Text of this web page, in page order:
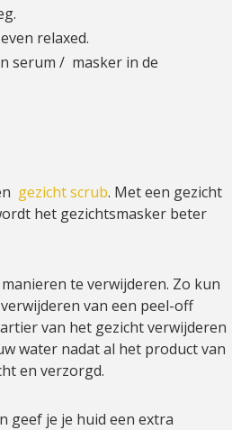
relaxed.
serum / masker in de
gezicht scrub. Met een gezicht
het gezichtsmasker beter
te verwijderen. Zo kun
van een peel-off
van het gezicht verwijderen
water nadat al het product van
en verzorgd.
geef je je huid een extra